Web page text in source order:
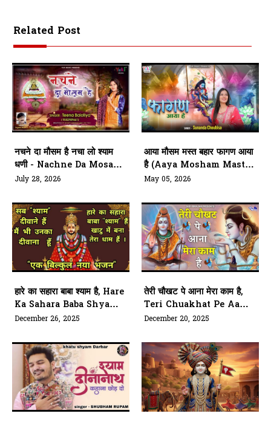
Related Post
नचने दा मौसम है नचा लो श्याम
धणी - Nachne Da Mosam
Hai
July 28, 2026
आया मौसम मस्त बहार फागण आया
है (Aaya Mosham Mast
Bahaar Fagan Aaya Hai)
May 05, 2026
हारे का सहारा बाबा श्याम है, Hare
Ka Sahara Baba Shyam
Hai
December 26, 2025
तेरी चौखट पे आना मेरा काम है,
Teri Chuakhat Pe Aana
Mera Kaam Hai
December 20, 2025